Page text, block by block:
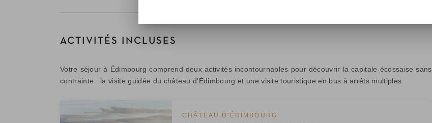
ACTIVITÉS INCLUSES
Votre séjour à Édimbourg comprend deux activités incontournables pour découvrir la capitale écossaise sans
contrainte : la visite guidée du château d'Édimbourg et une visite touristique en bus à arrêts multiples.
CHÂTEAU D'ÉDIMBOURG